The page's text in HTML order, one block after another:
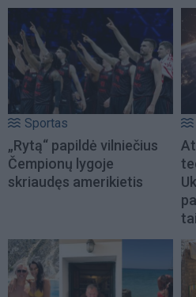
Sportas
„Rytą“ papildė vilniečius
Čempionų lygoje
skriaudęs amerikietis